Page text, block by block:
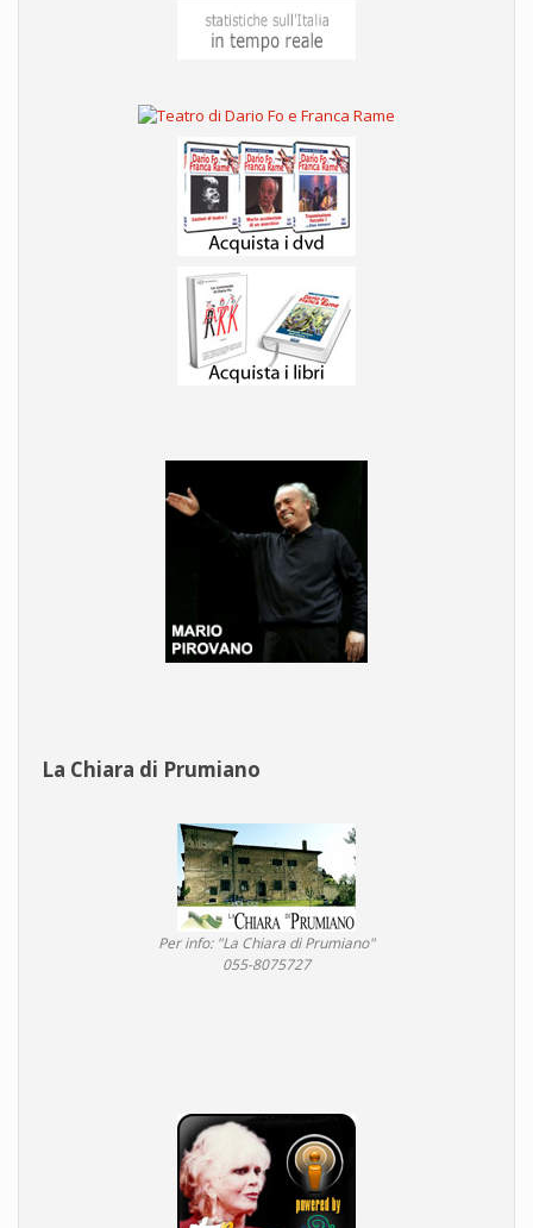
La Chiara di Prumiano
Per info: "La Chiara di Prumiano"
055-8075727